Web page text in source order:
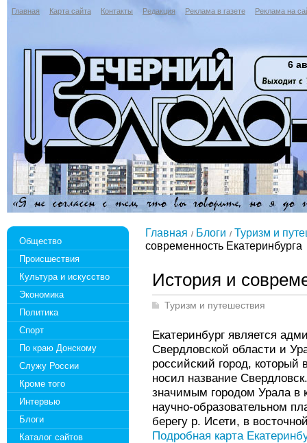
Главная Карта сайта Контакты Редакция Реклама в газете Реклама на
6
Общество
Происшествия
Культура и искусство
Экономика
Политика
Спорт
По краю Донскому
Служу России
Кроме того
Интервью
Блоги
Каталог сайтов
Главная Блоги
Туризм и
современность Екатеринбурга
История и
Туризм и путешествия
Екатеринбург является
Свердловской области и
российский город, который
носил название
значимым городом Урала в
научно-образовательном
берегу р. Исети, в
Подробная карта